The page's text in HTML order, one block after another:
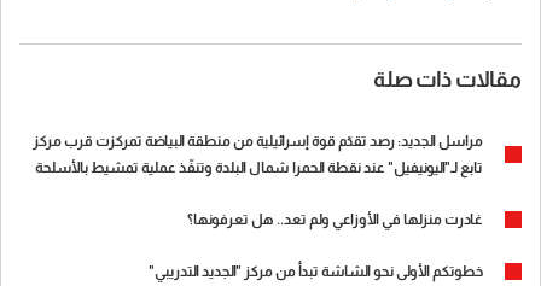
مقالات ذات صلة
مراسل الجديد: رصد تقدّم قوة إسرائيلية من منطقة البياضة تمركزت قرب مركز
تابع لـ"اليونيفيل" عند نقطة الحمرا شمال البلدة وتنفّذ عملية تمشيط بالأسلحة
غادرت منزلها في الأوزاعي ولم تعد.. هل تعرفونها؟
خطوتكم الأولى نحو الشاشة تبدأ من مركز "الجديد التدريبي"